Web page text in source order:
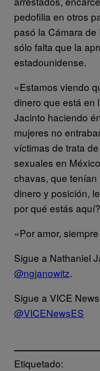
pedofilia en otros
pasó la Cámara
sólo falta que la
estadounidense.
«Estamos viendo
dinero que está en
Jacinto haciendo
mujeres no
víctimas de trata
sexuales en
chavas, que
dinero y posición,
por qué estás
«Por amor,
Sigue a Nathaniel
@ngjanowitz.
Sigue a VICE
@VICENewsES
Etiquetado: